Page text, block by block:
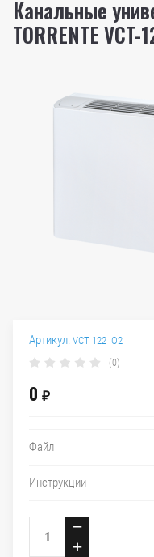
Канальные
TORRENTE VCT-
Артикул: VCT 122 IO2
(0)
0 ₽
Файл
Инструкции
−
+